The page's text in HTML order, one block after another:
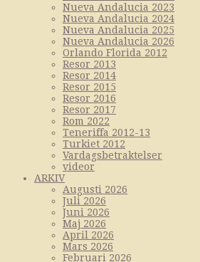
Nueva Andalucia 2023
Nueva Andalucia 2024
Nueva Andalucia 2025
Nueva Andalucia 2026
Orlando Florida 2012
Resor 2013
Resor 2014
Resor 2015
Resor 2016
Resor 2017
Rom 2022
Teneriffa 2012-13
Turkiet 2012
Vardagsbetraktelser
videor
ARKIV
Augusti 2026
Juli 2026
Juni 2026
Maj 2026
April 2026
Mars 2026
Februari 2026